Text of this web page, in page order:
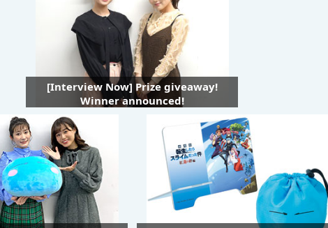
[Interview Now] Prize giveaway!
Winner announced!